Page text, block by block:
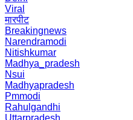
Viral
मारपीट
Breakingnews
Narendramodi
Nitishkumar
Madhya_pradesh
Nsui
Madhyapradesh
Pmmodi
Rahulgandhi
Uttarpradesh